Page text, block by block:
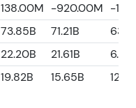
138.00M -920.00M -
73.85B 71.21B
22.20B 21.61B
19.82B 15.65B